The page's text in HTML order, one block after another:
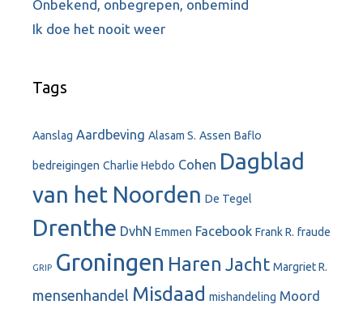
Onbekend, onbegrepen, onbemind
Ik doe het nooit weer
Tags
Aanslag Aardbeving Alasam S. Assen Baflo
bedreigingen Charlie Hebdo Cohen Dagblad
van het Noorden De Tegel
Drenthe DvhN Emmen Facebook Frank R. fraude
GRIP Groningen Haren Jacht Margriet R.
mensenhandel Misdaad mishandeling Moord